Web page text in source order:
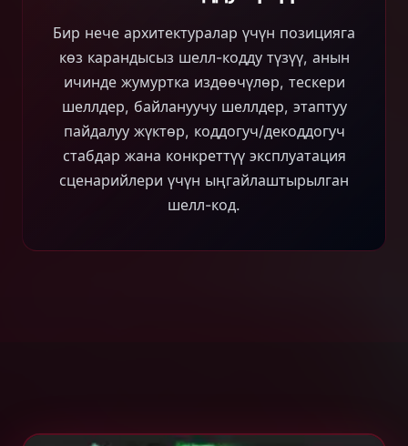
Бир нече архитектуралар үчүн позицияга
көз карандысыз шелл-кодду түзүү, анын
ичинде жумуртка издөөчүлөр, тескери
шеллдер, байлануучу шеллдер, этаптуу
пайдалуу жүктөр, коддогуч/декоддогуч
стабдар жана конкреттүү эксплуатация
сценарийлери үчүн ыңгайлаштырылган
шелл-код.